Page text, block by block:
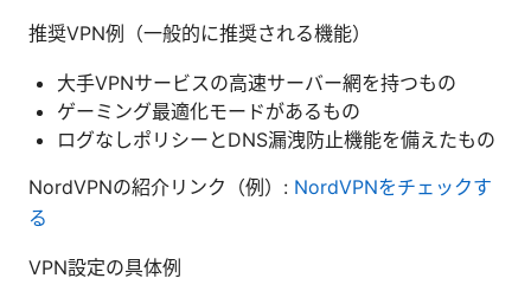
推奨VPN例（一般的に推奨される機能）
大手VPNサービスの高速サーバー網を持つもの
ゲーミング最適化モードがあるもの
ログなしポリシーとDNS漏洩防止機能を備えたもの
NordVPNの紹介リンク（例）: NordVPNをチェックす
る
VPN設定の具体例